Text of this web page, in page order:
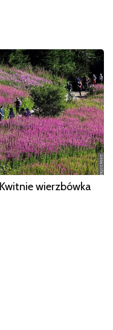
wierzbówka